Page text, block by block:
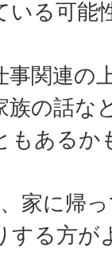
いる可能
事関連の
族の話な
もあるか
家に帰
する方が